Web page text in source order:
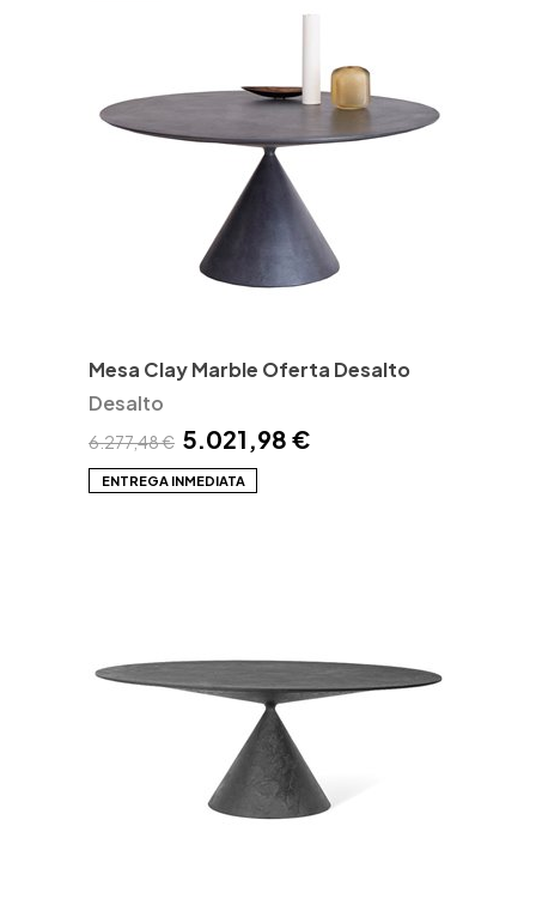
Mesa Clay Marble Oferta Desalto
Desalto
6.277,48 € 5.021,98 €
ENTREGA INMEDIATA